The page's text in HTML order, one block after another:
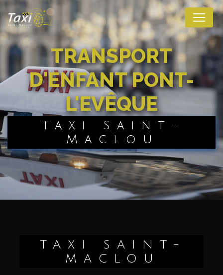
TRANSPORT
D'ENFANT PONT-
L'EVÊQUE
Taxi Saint-
Maclou
TAXI SAINT-
MACLOU
Panneau de gestion des cookies